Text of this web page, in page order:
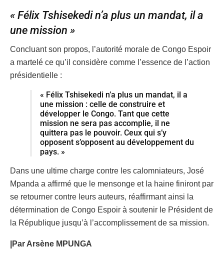
« Félix Tshisekedi n’a plus un mandat, il a
une mission »
Concluant son propos, l’autorité morale de Congo Espoir
a martelé ce qu’il considère comme l’essence de l’action
présidentielle :
« Félix Tshisekedi n’a plus un mandat, il a
une mission : celle de construire et
développer le Congo. Tant que cette
mission ne sera pas accomplie, il ne
quittera pas le pouvoir. Ceux qui s’y
opposent s’opposent au développement du
pays. »
Dans une ultime charge contre les calomniateurs, José
Mpanda a affirmé que le mensonge et la haine finiront par
se retourner contre leurs auteurs, réaffirmant ainsi la
détermination de Congo Espoir à soutenir le Président de
la République jusqu’à l’accomplissement de sa mission.
|Par Arsène MPUNGA